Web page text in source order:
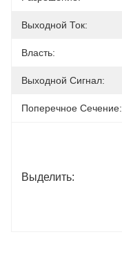
Выходной Ток:
Власть:
Выходной Сигнал:
Поперечное Сечение:
Выделить: